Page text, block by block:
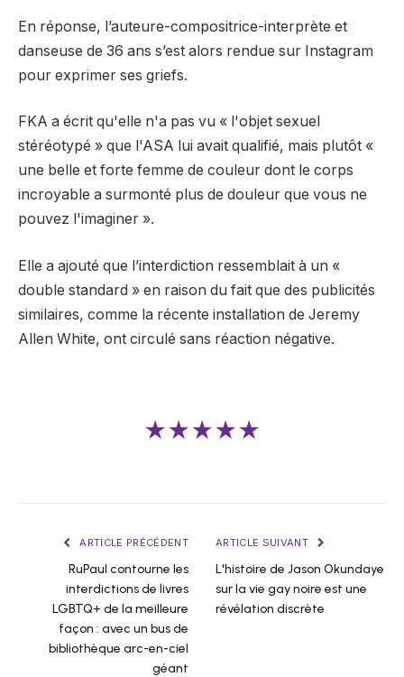
En réponse, l’auteure-compositrice-interprète et
danseuse de 36 ans s’est alors rendue sur Instagram
pour exprimer ses griefs.
FKA a écrit qu'elle n'a pas vu « l'objet sexuel
stéréotypé » que l'ASA lui avait qualifié, mais plutôt «
une belle et forte femme de couleur dont le corps
incroyable a surmonté plus de douleur que vous ne
pouvez l'imaginer ».
Elle a ajouté que l’interdiction ressemblait à un «
double standard » en raison du fait que des publicités
similaires, comme la récente installation de Jeremy
Allen White, ont circulé sans réaction négative.
★★★★★
ARTICLE PRÉCÉDENT
RuPaul contourne les
interdictions de livres
LGBTQ+ de la meilleure
façon : avec un bus de
bibliothèque arc-en-ciel
géant
ARTICLE SUIVANT
L'histoire de Jason Okundaye
sur la vie gay noire est une
révélation discrète